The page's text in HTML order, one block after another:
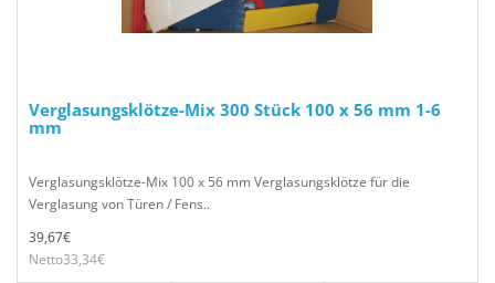
Verglasungsklötze-Mix 300 Stück 100 x 56 mm 1-6
mm
Verglasungsklötze-Mix 100 x 56 mm Verglasungsklötze für die
Verglasung von Türen / Fens..
39,67€
Netto33,34€